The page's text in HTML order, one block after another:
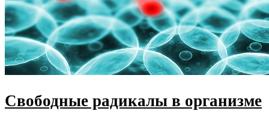
Свободные радикалы в организме